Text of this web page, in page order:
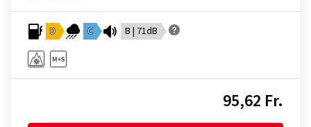
D C B | 71dB
95,62 Fr.